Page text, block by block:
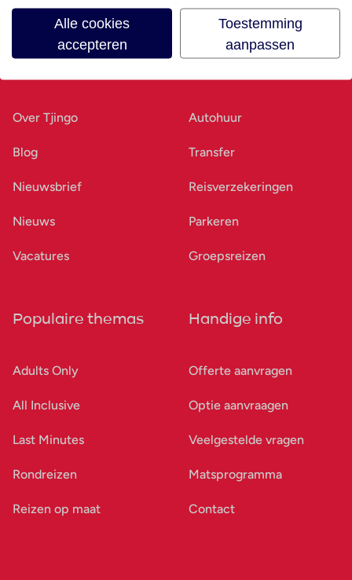
Over Tjingo
Blog
Nieuwsbrief
Nieuws
Vacatures
Autohuur
Transfer
Reisverzekeringen
Parkeren
Groepsreizen
Populaire themas
Adults Only
All Inclusive
Last Minutes
Rondreizen
Reizen op maat
Handige info
Offerte aanvragen
Optie aanvraagen
Veelgestelde vragen
Matsprogramma
Contact
Alle cookies
accepteren
Toestemming
aanpassen